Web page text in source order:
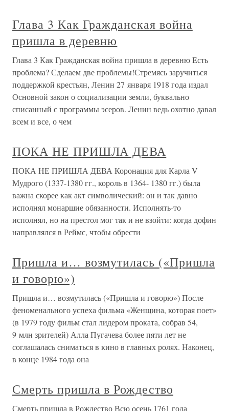
Глава 3 Как Гражданская война
пришла в деревню
Глава 3 Как Гражданская война пришла в деревню Есть
проблема? Сделаем две проблемы!Стремясь заручиться
поддержкой крестьян, Ленин 27 января 1918 года издал
Основной закон о социализации земли, буквально
списанный с программы эсеров. Ленин ведь охотно давал
всем и все, о чем
ПОКА НЕ ПРИШЛА ДЕВА
ПОКА НЕ ПРИШЛА ДЕВА Коронация для Карла V
Мудрого (1337-1380 гг., король в 1364- 1380 гг.) была
важна скорее как акт символический: он и так давно
исполнял монаршие обязанности. Исполнять-то
исполнял, но на престол мог так и не взойти: когда дофин
направлялся в Реймс, чтобы обрести
Пришла и… возмутилась («Пришла
и говорю»)
Пришла и… возмутилась («Пришла и говорю») После
феноменального успеха фильма «Женщина, которая поет»
(в 1979 году фильм стал лидером проката, собрав 54,
9 млн зрителей) Алла Пугачева более пяти лет не
соглашалась сниматься в кино в главных ролях. Наконец,
в конце 1984 года она
Смерть пришла в Рождество
Смерть пришла в Рождество Всю осень 1761 года